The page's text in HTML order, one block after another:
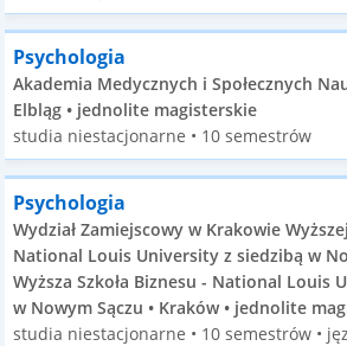
Psychologia
Akademia Medycznych i Społecznych
Elbląg • jednolite magisterskie
studia niestacjonarne • 10 semestrów
Psychologia
Wydział Zamiejscowy w Krakowie
National Louis University z siedzibą w
Wyższa Szkoła Biznesu - National Louis
w Nowym Sączu • Kraków • jednolite
studia niestacjonarne • 10 semestrów •